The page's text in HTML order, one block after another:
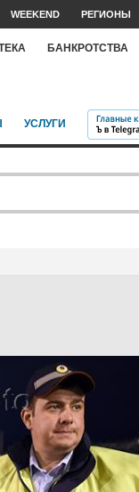
WEEKEND РЕГИОНЫ
БАНКРОТСТВА
УСЛУГИ